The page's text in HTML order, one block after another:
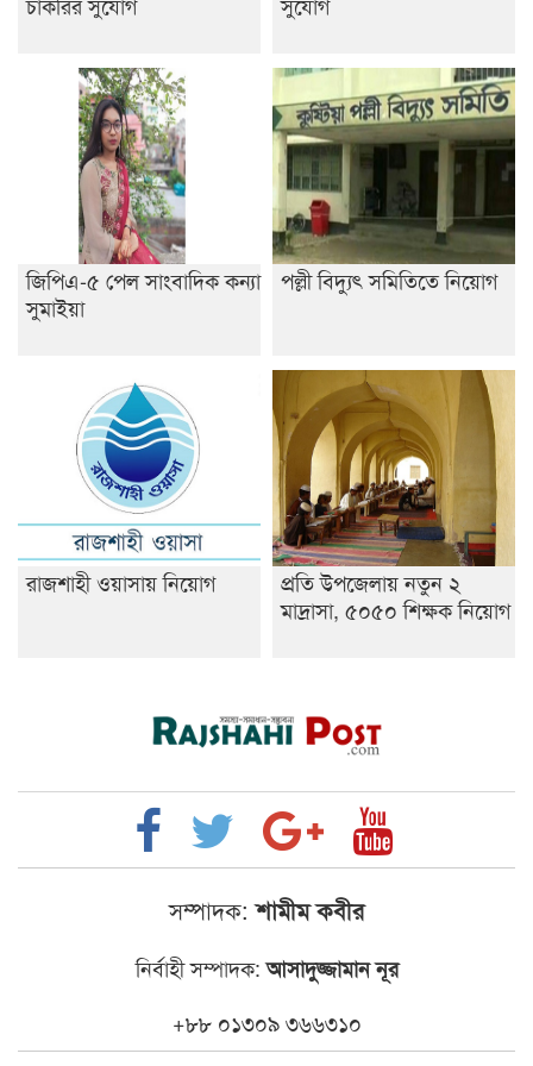
জিপিএ-৫ পেল সাংবাদিক কন্যা
সুমাইয়া
পল্লী বিদ্যুৎ সমিতিতে নিয়োগ
রাজশাহী ওয়াসায় নিয়োগ
প্রতি উপজেলায় নতুন ২
মাদ্রাসা, ৫০৫০ শিক্ষক নিয়োগ
সম্পাদক: শামীম কবীর
নির্বাহী সম্পাদক:আসাদুজ্জামান নূর
+৮৮ ০১৩০৯ ৩৬৬৩১০